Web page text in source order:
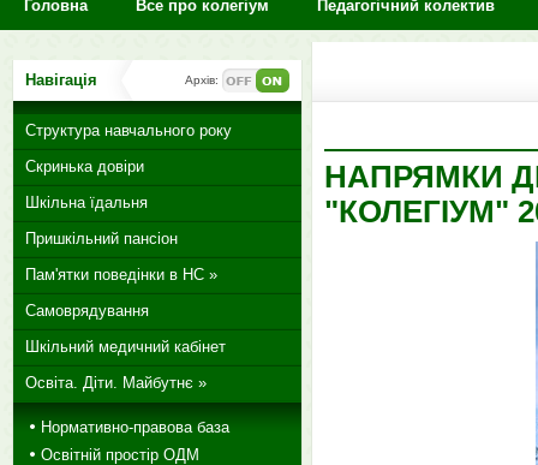
Головна Все про колегіум Педагогічний колектив
НАПРЯМКИ
"КОЛЕГІУМ"
Навігація Архів:
Структура навчального року
Скринька довіри
Шкільна їдальня
Пришкільний пансіон
Пам'ятки поведінки в НС »
Самоврядування
Шкільний медичний кабінет
Освіта. Діти. Майбутнє »
Нормативно-правова база
Освітній простір ОДМ